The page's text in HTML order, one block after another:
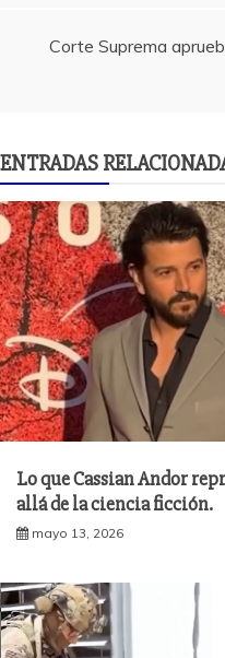
Corte Suprema
ENTRADAS
Lo que Cassian Andor
allá de la ciencia ficción.
mayo 13, 2026